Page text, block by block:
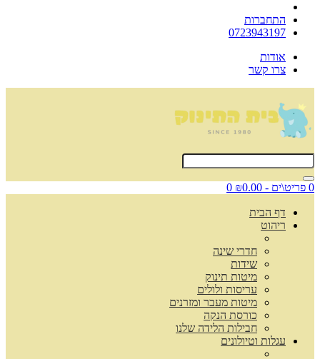
התחברות
0723943197
אודות
צרו קשר
0 פריט\ים - ₪0.00 0
דף הבית
ריהוט
חדרי שינה
שידות
מיטות תינוק
עריסות ולולים
מיטות מעבר ומזרנים
כורסת הנקה
חבילות הלידה שלנו
עגלות וטיולונים